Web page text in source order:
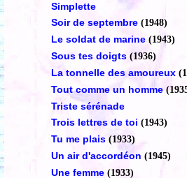
Simplette
Soir de septembre (1948)
Le soldat de marine (1943)
Sous tes doigts (1936)
La tonnelle des amoureux
Tout comme un homme
Triste sérénade
Trois lettres de toi (1943)
Tu me plais (1933)
Un air d'accordéon (1945)
Une femme (1933)